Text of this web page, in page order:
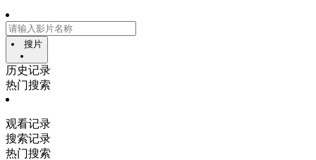
搜片
历史记录
热门搜索
观看记录
搜索记录
热门搜索